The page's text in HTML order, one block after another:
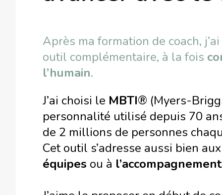
Après ma formation de coach,
outil complémentaire, à la fois
l’humain.
J’ai choisi le MBTI® (Myers-
personnalité utilisé depuis 70
de 2 millions de personnes
Cet outil s’adresse aussi bien
équipes ou à